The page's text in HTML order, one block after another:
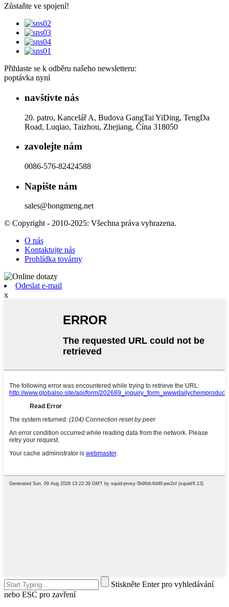
Zůstaňte ve spojení!
Přihlaste se k odběru našeho newsletteru:
poptávka nyní
navštivte nás
20. patro, Kancelář A, Budova GangTai YiDing, TengDa
Road, Luqiao, Taizhou, Zhejiang, Čína 318050
zavolejte nám
0086-576-82424588
Napište nám
sales@hongmeng.net
© Copyright - 2010-2025: Všechna práva vyhrazena.
O nás
Kontaktujte nás
Prohlídka továrny
Odeslat e-mail
x
Stiskněte Enter pro vyhledávání
nebo ESC pro zavření